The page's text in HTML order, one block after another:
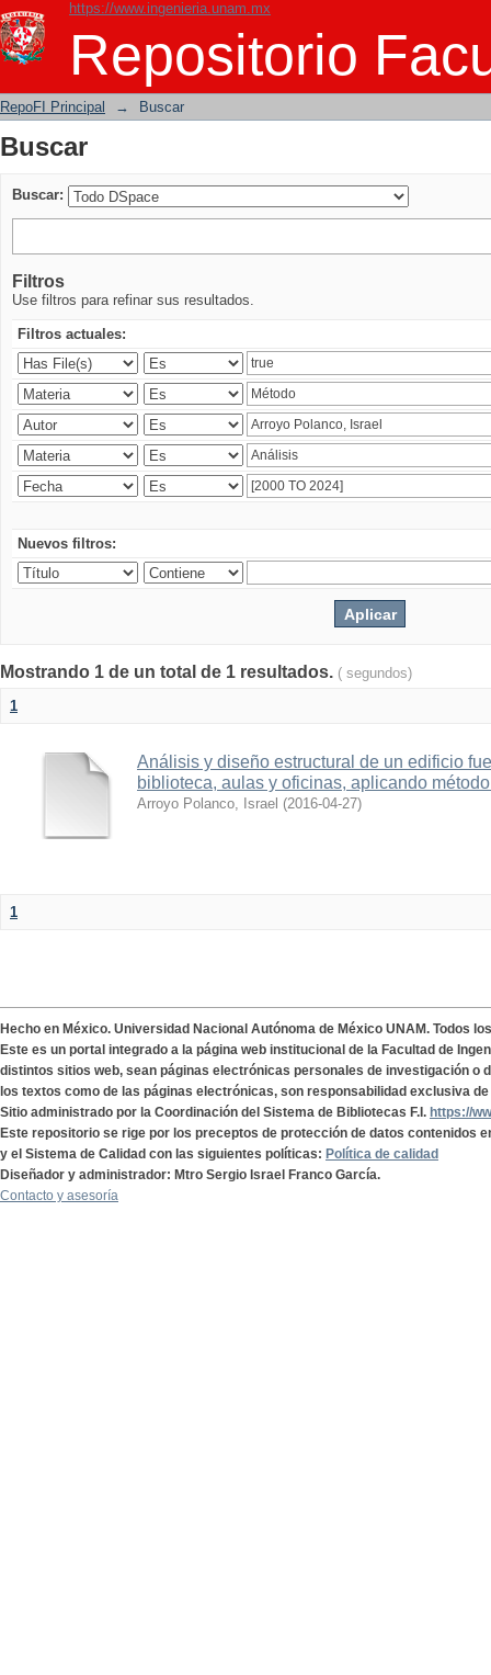
https://www.ingenieria.unam.mx
Repositorio
Buscar
RepoFI Principal → Buscar
Buscar
Buscar:
Filtros
Use filtros para refinar sus resultados.
Filtros actuales:
Nuevos filtros:
Mostrando 1 de un total de 1 resultados. ( segundos)
1
Análisis y diseño estructural de un edificio
biblioteca, aulas y oficinas, aplicando
Arroyo Polanco, Israel (2016-04-27)
1
Hecho en México. Universidad Nacional Autónoma de México UNAM. Todos
Este es un portal integrado a la página web institucional de la Facultad de
distintos sitios web, sean páginas electrónicas personales de investigación o
los textos como de las páginas electrónicas, son responsabilidad exclusiva
Sitio administrado por la Coordinación del Sistema de Bibliotecas F.I. https://
Este repositorio se rige por los preceptos de protección de datos contenidos
y el Sistema de Calidad con las siguientes políticas: Política de calidad
Diseñador y administrador: Mtro Sergio Israel Franco García.
Contacto y asesoría